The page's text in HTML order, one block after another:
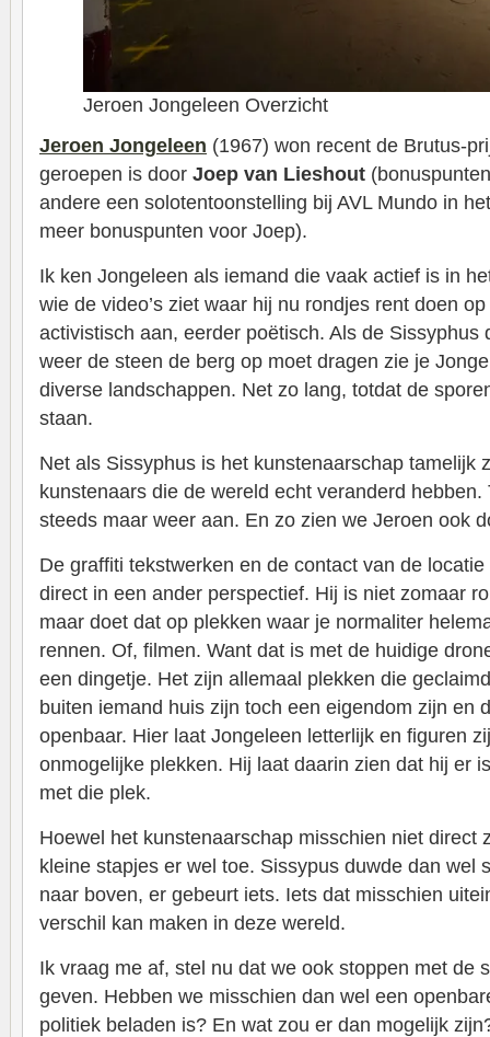
Jeroen Jongeleen Overzicht
Jeroen Jongeleen (1967) won recent de Brutus-
geroepen is door Joep van Lieshout
andere een solotentoonstelling bij AVL Mundo in
meer bonuspunten voor Joep).
Ik ken Jongeleen als iemand die vaak actief is in
wie de video’s ziet waar hij nu rondjes rent doen
activistisch aan, eerder poëtisch. Als de Sissyphus
weer de steen de berg op moet dragen zie je
diverse landschappen. Net zo lang, totdat de
staan.
Net als Sissyphus is het kunstenaarschap tamelijk
kunstenaars die de wereld echt veranderd hebben.
steeds maar weer aan. En zo zien we Jeroen ook
De graffiti tekstwerken en de contact van de
direct in een ander perspectief. Hij is niet zomaar
maar doet dat op plekken waar je normaliter
rennen. Of, filmen. Want dat is met de huidige
een dingetje. Het zijn allemaal plekken die
buiten iemand huis zijn toch een eigendom zijn en
openbaar. Hier laat Jongeleen letterlijk en figuren
onmogelijke plekken. Hij laat daarin zien dat hij er
met die plek.
Hoewel het kunstenaarschap misschien niet direct
kleine stapjes er wel toe. Sissypus duwde dan wel
naar boven, er gebeurt iets. Iets dat misschien
verschil kan maken in deze wereld.
Ik vraag me af, stel nu dat we ook stoppen met de
geven. Hebben we misschien dan wel een
politiek beladen is? En wat zou er dan mogelijk